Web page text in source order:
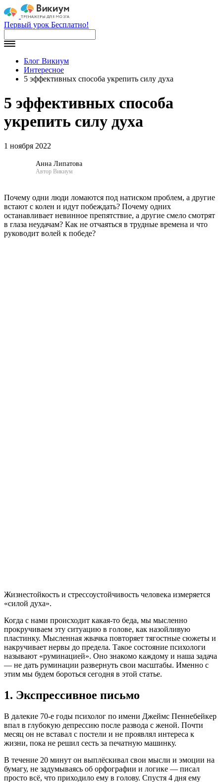
Первый урок Бесплатно!
Блог Викиум
Интересное
5 эффективных способа укрепить силу духа
5 эффективных способа
укрепить силу духа
1 ноября 2022
Анна Липатова
Автор Викиум
Почему одни люди ломаются под натиском проблем, а другие
встают с колен и идут побеждать? Почему одних
останавливает невинное препятствие, а другие смело смотрят
в глаза неудачам? Как не отчаяться в трудные времена и что
руководит волей к победе?
Жизнестойкость и стрессоустойчивость человека измеряется
«силой духа».
Когда с нами происходит какая-то беда, мы мысленно
прокручиваем эту ситуацию в голове, как назойливую
пластинку. Мысленная жвачка повторяет тягостные сюжеты и
накручивает нервы до предела. Такое состояние психологи
называют «руминацией». Оно знакомо каждому и наша задача
— не дать руминации развернуть свои масштабы. Именно с
этим мы будем бороться сегодня в этой статье.
1. Экспрессивное письмо
В далекие 70-е годы психолог по имени Джеймс Пеннебейкер
впал в глубокую депрессию после развода с женой. Почти
месяц он не вставал с постели и не проявлял интереса к
жизни, пока не решил сесть за печатную машинку.
В течение 20 минут он выплёскивал свои мысли и эмоции на
бумагу, не задумываясь об орфографии и логике — писал
просто всё, что приходило ему в голову. Спустя 4 дня ему